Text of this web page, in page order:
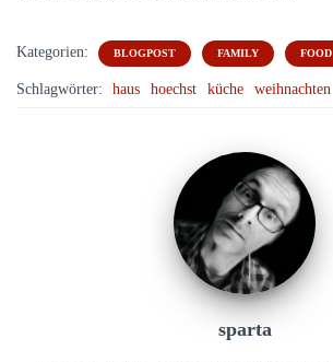
Kategorien: BLOGPOST FAMILY FOOD
Schlagwörter: haus hoechst küche weihnachten
sparta